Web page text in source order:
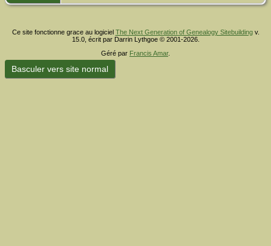
Ce site fonctionne grace au logiciel The Next Generation of Genealogy Sitebuildingv.
15.0, écrit par Darrin Lythgoe © 2001-2026.
Géré par Francis Amar.
Basculer vers site normal